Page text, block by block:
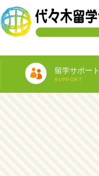
留学サポート
SUPPORT